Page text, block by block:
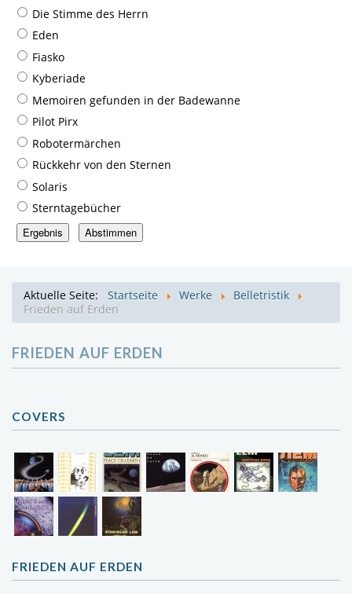
Die Stimme des Herrn
Eden
Fiasko
Kyberiade
Memoiren gefunden in der Badewanne
Pilot Pirx
Robotermärchen
Rückkehr von den Sternen
Solaris
Sterntagebücher
Aktuelle Seite: Startseite Werke
Belletristik
Frieden auf Erden
FRIEDEN AUF ERDEN
COVERS
FRIEDEN AUF ERDEN